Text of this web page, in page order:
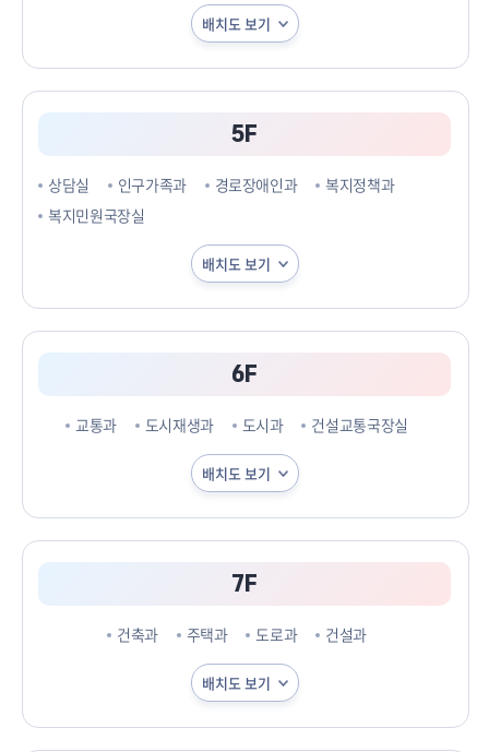
배치도 보기
5F
상담실 인구가족과 경로장애인과
복지정책과
복지민원국장실
배치도 보기
6F
교통과 도시재생과 도시과 건설교통국장실
배치도 보기
7F
건축과 주택과 도로과 건설과
배치도 보기